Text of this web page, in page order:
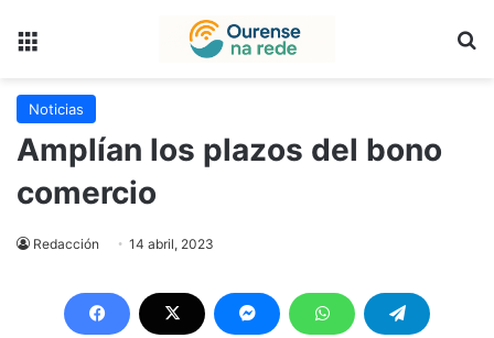
Noticias
Amplían los plazos del bono
comercio
Redacción 14 abril, 2023